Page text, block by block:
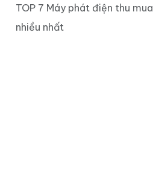
TOP 7 Máy phát điện thu mua
nhiều nhất